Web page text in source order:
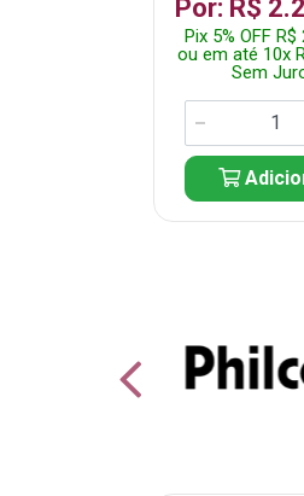
Por: R$
Pix 5% OFF R$
ou em até 10x
Sem